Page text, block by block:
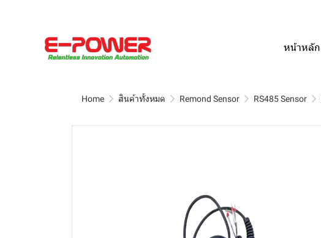
หน้าหลัก
Home สินค้าทั้งหมด Remond Sensor RS485 Sensor